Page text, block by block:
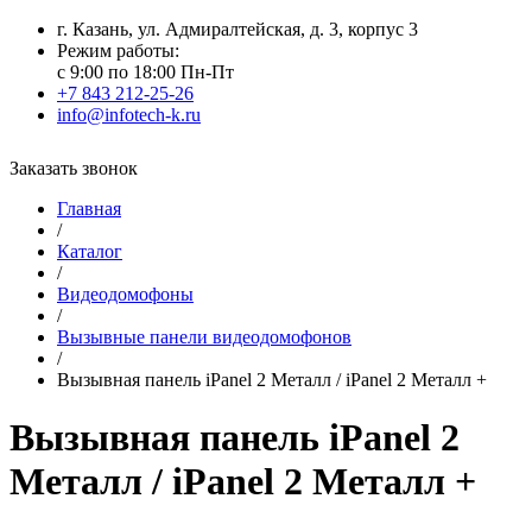
г. Казань, ул. Адмиралтейская, д. 3, корпус 3
Режим работы:
с 9:00 по 18:00 Пн-Пт
+7 843 212-25-26
info@infotech-k.ru
Заказать звонок
Главная
/
Каталог
/
Видеодомофоны
/
Вызывные панели видеодомофонов
/
Вызывная панель iPanel 2 Металл / iPanel 2 Металл +
Вызывная панель iPanel 2
Металл / iPanel 2 Металл +